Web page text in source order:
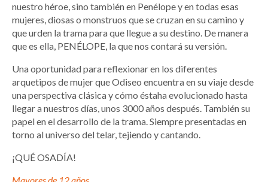
nuestro héroe, sino también en Penélope y en todas esas
mujeres, diosas o monstruos que se cruzan en su camino y
que urden la trama para que llegue a su destino. De manera
que es ella, PENÉLOPE, la que nos contará su versión.
Una oportunidad para reflexionar en los diferentes
arquetipos de mujer que Odiseo encuentra en su viaje desde
una perspectiva clásica y cómo éstaha evolucionado hasta
llegar a nuestros días, unos 3000 años después. También su
papel en el desarrollo de la trama. Siempre presentadas en
torno al universo del telar, tejiendo y cantando.
¡QUÉ OSADÍA!